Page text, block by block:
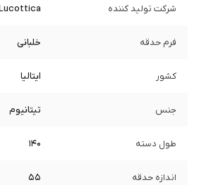
شرکت تولید کننده
فرم حدقه خلبانی
کشور ایتالیا
جنس تیتانیوم
طول دسته 140
اندازه حدقه 55